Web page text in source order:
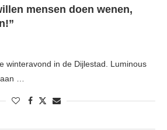
mensen doen wenen,
winteravond in de Dijlestad. Luminous
aan …